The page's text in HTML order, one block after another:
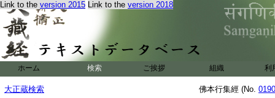
Link to the version 2015 Link to the version 2018
ホーム 検索 ご挨拶 組織 利
大正蔵検索 佛本行集經 (No.
爾時彼國雪山南面
母清淨婆羅門種。
雜穢。無有人能輙
智者之所讃譽。又
論。呪術之論。受
復有五百善姓家兒